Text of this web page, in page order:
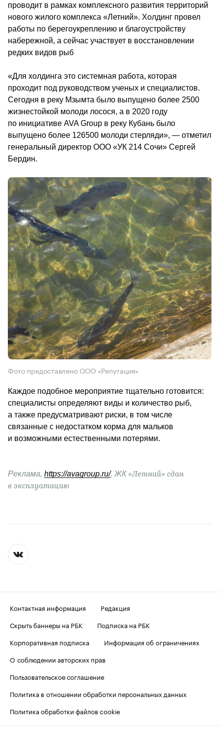
проводит в рамках комплексного развития территорий
нового жилого комплекса «Летний». Холдинг провел
работы по берегоукреплению и благоустройству
набережной, а сейчас участвует в восстановлении
редких видов рыб
«Для холдинга это системная работа, которая
проходит под руководством ученых и специалистов.
Сегодня в реку Мзымта было выпущено более 2500
жизнестойкой молоди лосося, а в 2020 году
по инициативе AVA Group в реку Кубань было
выпущено более 126500 молоди стерляди», — отметил
генеральный директор ООО «УК 214 Сочи» Сергей
Бердин.
Фото предоставлено ООО «Репутация»
Каждое подобное мероприятие тщательно готовится:
специалисты определяют виды и количество рыб,
а также предусматривают риски, в том числе
связанные с недостатком корма для мальков
и возможными естественными потерями.
Реклама, https://avagroup.ru/, ЖК «Летний» сдан
в эксплуатацию
Контактная информация
Редакция
Скрыть баннеры на РБК
Подписка на РБК
Корпоративная подписка
Информация об ограничениях
О соблюдении авторских прав
Пользовательское соглашение
Политика в отношении обработки персональных данных
Политика обработки файлов cookie